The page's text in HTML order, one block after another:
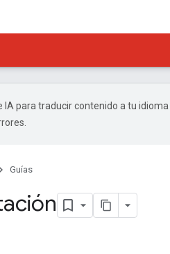
IA para traducir contenido a tu
Guías